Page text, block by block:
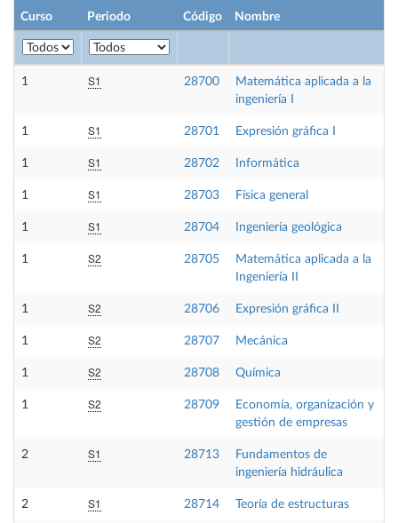
Curso Periodo Código Nombre
1 S1 28700
Matemática aplicada a la
ingeniería I
1 S1 28701 Expresión gráfica I
1 S1 28702 Informática
1 S1 28703 Física general
1 S1 28704 Ingeniería geológica
1 S2 28705
Matemática aplicada a la
Ingeniería II
1 S2 28706 Expresión gráfica II
1 S2 28707 Mecánica
1 S2 28708 Química
1 S2 28709
Economía, organización y
gestión de empresas
2 S1 28713
Fundamentos de
ingeniería hidráulica
2 S1 28714 Teoría de estructuras